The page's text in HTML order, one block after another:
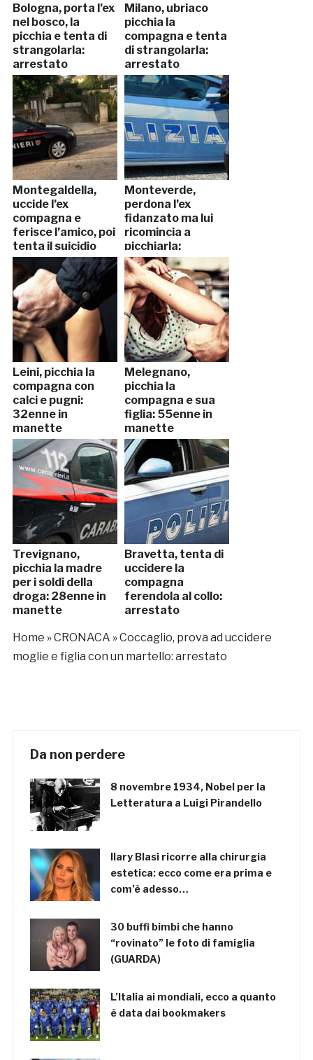
Bologna, porta l’ex
nel bosco, la
picchia e tenta di
strangolarla:
arrestato
Milano, ubriaco
picchia la
compagna e tenta
di strangolarla:
arrestato
Montegaldella,
uccide l’ex
compagna e
ferisce l’amico, poi
tenta il suicidio
Monteverde,
perdona l’ex
fidanzato ma lui
ricomincia a
picchiarla:
arrestato
Leini, picchia la
compagna con
calci e pugni:
32enne in
manette
Melegnano,
picchia la
compagna e sua
figlia: 55enne in
manette
Trevignano,
picchia la madre
per i soldi della
droga: 28enne in
manette
Bravetta, tenta di
uccidere la
compagna
ferendola al collo:
arrestato
Home »CRONACA »Coccaglio, prova ad uccidere
moglie e figlia con un martello: arrestato
Da non perdere
8 novembre 1934, Nobel per la
Letteratura a Luigi Pirandello
Ilary Blasi ricorre alla chirurgia
estetica: ecco come era prima e
com’è adesso…
30 buffi bimbi che hanno
“rovinato” le foto di famiglia
(GUARDA)
L’Italia ai mondiali, ecco a quanto
è data dai bookmakers